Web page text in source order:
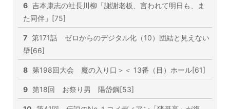
6 吉本康志の社長川柳「謝謝老板、言われて明日も、ま
た同伴」[75]
7 第171話 ゼロからのデジタル化（10）団結と見えない
壁[66]
8 第198回大会 魔の入り口＞＜ 13番（目）ホール[61]
9 第18回 お祭り男 陽岱鋼[53]